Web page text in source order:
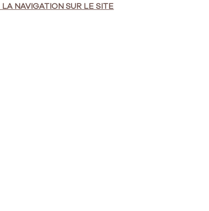
NAVIGATION SUR LE SITE